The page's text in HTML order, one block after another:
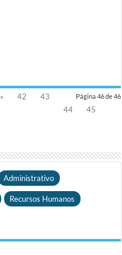
Página 46 de 46
« 42
43
44
45
Administrativo
Recursos Humanos